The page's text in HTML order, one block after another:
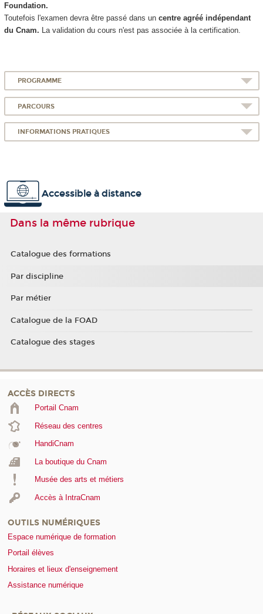
Foundation.
Toutefois l'examen devra être passé dans un centre agréé indépendant
du Cnam.
La validation du cours n'est pas associée à la certification.
PROGRAMME
PARCOURS
INFORMATIONS PRATIQUES
Accessible à distance
Dans la même rubrique
Catalogue des formations
Par discipline
Par métier
Catalogue de la FOAD
Catalogue des stages
ACCÈS DIRECTS
Portail Cnam
Réseau des centres
HandiCnam
La boutique du Cnam
Musée des arts et métiers
Accès à IntraCnam
OUTILS NUMÉRIQUES
Espace numérique de formation
Portail élèves
Horaires et lieux d'enseignement
Assistance numérique